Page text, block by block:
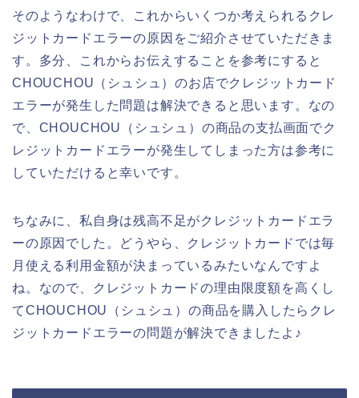
そのようなわけで、これからいくつか考えられるクレ
ジットカードエラーの原因をご紹介させていただきま
す。多分、これからお伝えすることを参考にすると
CHOUCHOU（シュシュ）のお店でクレジットカード
エラーが発生した問題は解決できると思います。なの
で、CHOUCHOU（シュシュ）の商品の支払画面でク
レジットカードエラーが発生してしまった方は参考に
していただけると幸いです。
ちなみに、私自身は残高不足がクレジットカードエラ
ーの原因でした。どうやら、クレジットカードでは毎
月使える利用金額が決まっているみたいなんですよ
ね。なので、クレジットカードの理由限度額を高くし
てCHOUCHOU（シュシュ）の商品を購入したらクレ
ジットカードエラーの問題が解決できましたよ♪